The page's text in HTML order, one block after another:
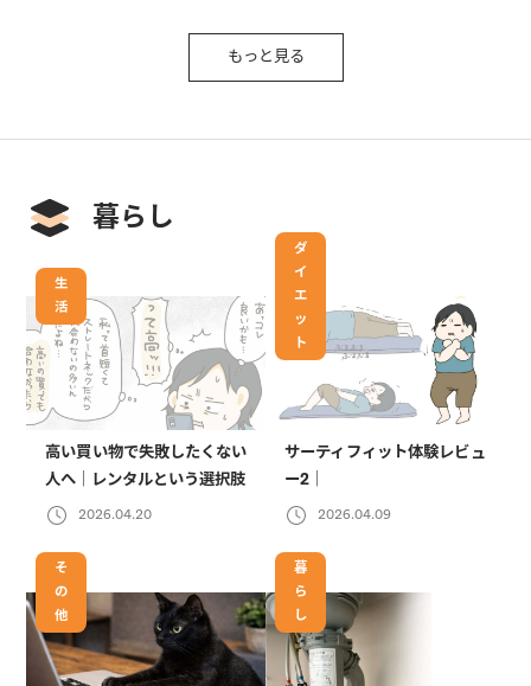
もっと見る
暮らし
生
活
高い買い物で失敗したくない
人へ｜レンタルという選択肢
2026.04.20
ダ
イ
エ
ッ
ト
サーティフィット体験レビュ
ー2｜
2026.04.09
そ
の
他
暮
ら
し